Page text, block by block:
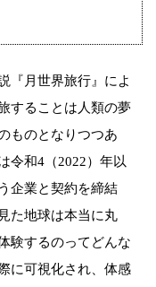
『月世界旅行』によ
することは人類の夢
ものとなりつつあ
令和4（2022）年以
企業と契約を締結
た地球は本当に丸
験するのってどんな
に可視化され、体感